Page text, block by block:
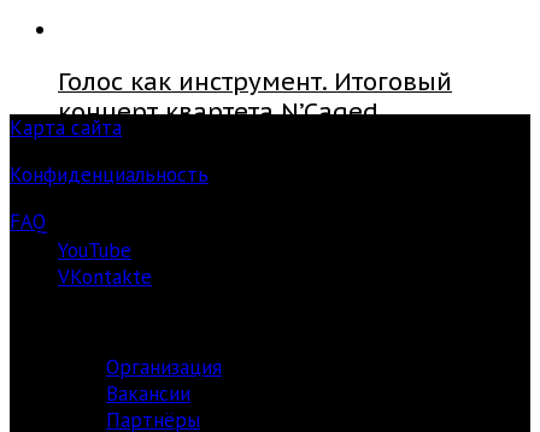
Голос как инструмент. Итоговый
концерт квартета N’Caged
Карта сайта
Конфиденциальность
FAQ
YouTube
VKontakte
Организация
Вакансии
Партнёры